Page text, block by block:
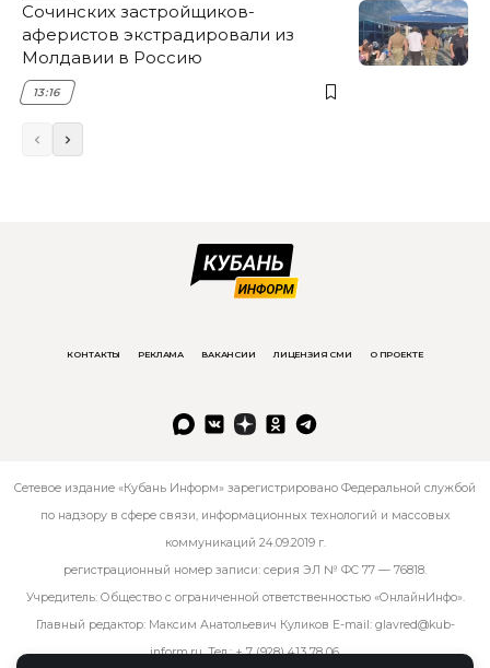
Сочинских застройщиков-
аферистов экстрадировали из
Молдавии в Россию
13:16
КОНТАКТЫ РЕКЛАМА ВАКАНСИИ ЛИЦЕНЗИЯ СМИ О ПРОЕКТЕ
Сетевое издание «Кубань Информ» зарегистрировано Федеральной службой
по надзору в сфере связи, информационных технологий и массовых
коммуникаций 24.09.2019 г.
регистрационный номер записи: серия ЭЛ № ФС 77 — 76818.
Учредитель: Общество с ограниченной ответственностью «ОнлайнИнфо».
Главный редактор: Максим Анатольевич Куликов E-mail: glavred@kub-
inform.ru. Тел.:+ 7 (928) 413 78 06.